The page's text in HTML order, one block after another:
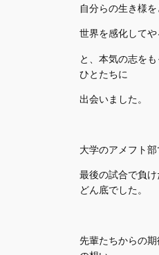
自分らの生き様を
世界を感化してや
と、本気の志を
ひとたちに
出会いました。
大学のアメフト部
最後の試合で負
どん底でした。
先輩たちからの